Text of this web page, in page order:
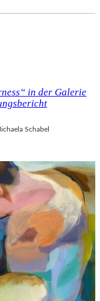
in der Galerie
Schabel